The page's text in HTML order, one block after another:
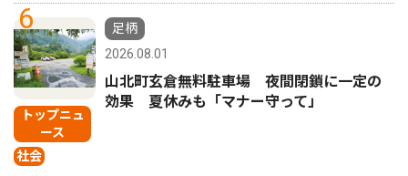
6
トップニュ
ース
社会
足柄
2026.08.01
山北町玄倉無料駐車場 夜間閉鎖に一定の
効果 夏休みも「マナー守って」